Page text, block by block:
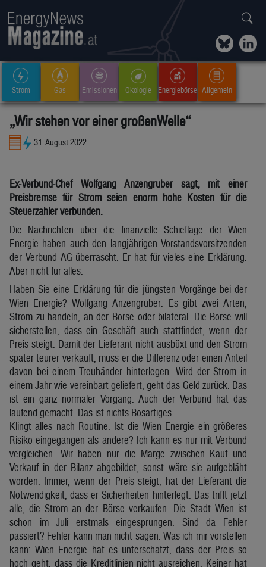
Strom Gas Emissionen Ökologie Energiebörse Allgemein
„Wir stehen vor einer großenWelle“
31. August 2022
Ex-Verbund-Chef Wolfgang Anzengruber sagt, mit einer
Preisbremse für Strom seien enorm hohe Kosten für die
Steuerzahler verbunden.
Die Nachrichten über die finanzielle Schieflage der Wien
Energie haben auch den langjährigen Vorstandsvorsitzenden
der Verbund AG überrascht. Er hat für vieles eine Erklärung.
Aber nicht für alles.
Haben Sie eine Erklärung für die jüngsten Vorgänge bei der
Wien Energie? Wolfgang Anzengruber: Es gibt zwei Arten,
Strom zu handeln, an der Börse oder bilateral. Die Börse will
sicherstellen, dass ein Geschäft auch stattfindet, wenn der
Preis steigt. Damit der Lieferant nicht ausbüxt und den Strom
später teurer verkauft, muss er die Differenz oder einen Anteil
davon bei einem Treuhänder hinterlegen. Wird der Strom in
einem Jahr wie vereinbart geliefert, geht das Geld zurück. Das
ist ein ganz normaler Vorgang. Auch der Verbund hat das
laufend gemacht. Das ist nichts Bösartiges.
Klingt alles nach Routine. Ist die Wien Energie ein größeres
Risiko eingegangen als andere? Ich kann es nur mit Verbund
vergleichen. Wir haben nur die Marge zwischen Kauf und
Verkauf in der Bilanz abgebildet, sonst wäre sie aufgebläht
worden. Immer, wenn der Preis steigt, hat der Lieferant die
Notwendigkeit, dass er Sicherheiten hinterlegt. Das trifft jetzt
alle, die Strom an der Börse verkaufen. Die Stadt Wien ist
schon im Juli erstmals eingesprungen. Sind da Fehler
passiert? Fehler kann man nicht sagen. Was ich mir vorstellen
kann: Wien Energie hat es unterschätzt, dass der Preis so
hoch geht, dass die Kreditlinien nicht ausreichen. Keiner hat